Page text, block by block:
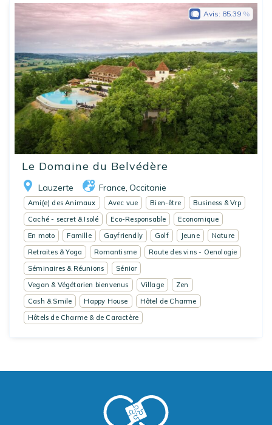
Le Domaine du Belvédère
Lauzerte France, Occitanie
Avis: 85.39
Ami(e) des Animaux Avec vue Bien-être
Business & Vrp
Caché - secret & Isolé
Eco-Responsable
Economique
En moto
Famille Gayfriendly Golf Jeune
Nature
Retraites & Yoga
Romantisme
Route des vins - Oenologie
Séminaires & Réunions
Sénior
Vegan & Végétarien bienvenus
Village
Zen
Cash & Smile
Happy House
Hôtel de Charme
Hôtels de Charme & de Caractère